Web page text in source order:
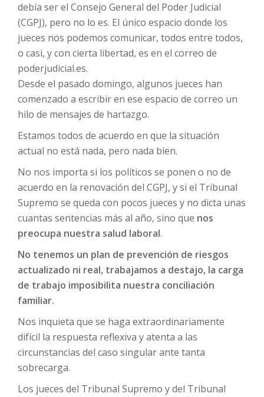
debía ser el Consejo General del Poder Judicial
(CGPJ), pero no lo es. El único espacio donde los
jueces nos podemos comunicar, todos entre todos,
o casi, y con cierta libertad, es en el correo de
poderjudicial.es.
Desde el pasado domingo, algunos jueces han
comenzado a escribir en ese espacio de correo un
hilo de mensajes de hartazgo.
Estamos todos de acuerdo en que la situación
actual no está nada, pero nada bien.
No nos importa si los políticos se ponen o no de
acuerdo en la renovación del CGPJ, y si el Tribunal
Supremo se queda con pocos jueces y no dicta unas
cuantas sentencias más al año, sino que nos
preocupa nuestra salud laboral.
No tenemos un plan de prevención de riesgos
actualizado ni real, trabajamos a destajo, la carga
de trabajo imposibilita nuestra conciliación
familiar.
Nos inquieta que se haga extraordinariamente
difícil la respuesta reflexiva y atenta a las
circunstancias del caso singular ante tanta
sobrecarga.
Los jueces del Tribunal Supremo y del Tribunal